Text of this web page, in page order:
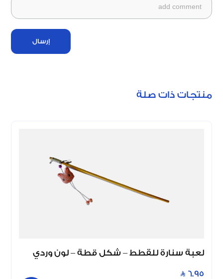
إرسال
منتجات ذات صلة
لعبة سنارة للقطط – شكل قطة – لون وردي
6.95